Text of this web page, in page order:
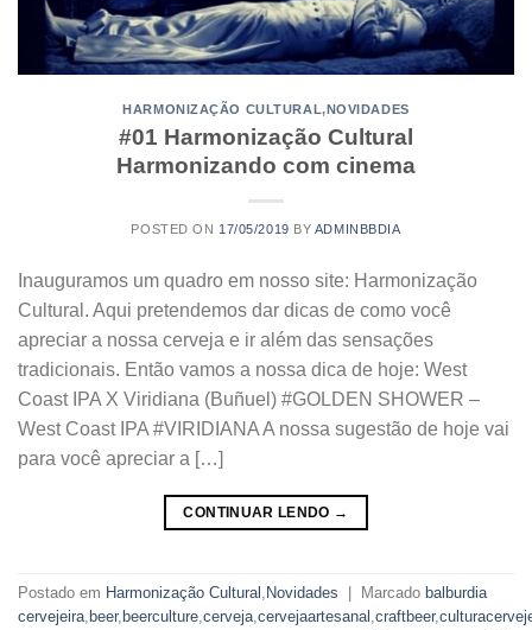
HARMONIZAÇÃO CULTURAL, NOVIDADES
#01 Harmonização Cultural
Harmonizando com cinema
POSTED ON 17/05/2019 BY ADMINBBDIA
Inauguramos um quadro em nosso site: Harmonização
Cultural. Aqui pretendemos dar dicas de como você
apreciar a nossa cerveja e ir além das sensações
tradicionais. Então vamos a nossa dica de hoje: West
Coast IPA X Viridiana (Buñuel) #GOLDEN SHOWER –
West Coast IPA #VIRIDIANA A nossa sugestão de hoje vai
para você apreciar a […]
CONTINUAR LENDO →
Postado em Harmonização Cultural , Novidades Marcado balburdia
cervejeira, beer, beerculture,cerveja,cervejaartesanal ,craftbeer,